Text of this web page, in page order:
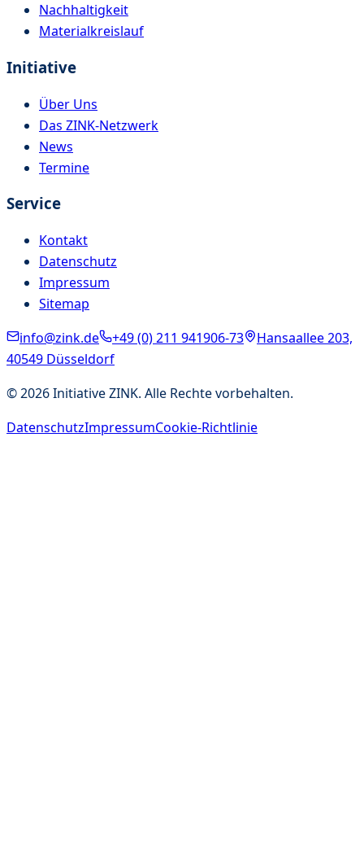
Nachhaltigkeit
Materialkreislauf
Initiative
Über Uns
Das ZINK-Netzwerk
News
Termine
Service
Kontakt
Datenschutz
Impressum
Sitemap
info@zink.de
+49 (0) 211 941906-73
Hansaallee 203,
40549 Düsseldorf
©2026Initiative ZINK. Alle Rechte vorbehalten.
DatenschutzImpressumCookie-Richtlinie